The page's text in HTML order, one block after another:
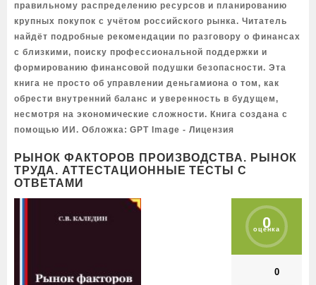
правильному распределению ресурсов и планированию
крупных покупок с учётом российского рынка. Читатель
найдёт подробные рекомендации по разговору о финансах
с близкими, поиску профессиональной поддержки и
формированию финансовой подушки безопасности. Эта
книга не просто об управлении деньгамиона о том, как
обрести внутренний баланс и уверенность в будущем,
несмотря на экономические сложности. Книга создана с
помощью ИИ. Обложка: GPT Image - Лицензия
РЫНОК ФАКТОРОВ ПРОИЗВОДСТВА. РЫНОК
ТРУДА. АТТЕСТАЦИОННЫЕ ТЕСТЫ С
ОТВЕТАМИ
0
оценка
0